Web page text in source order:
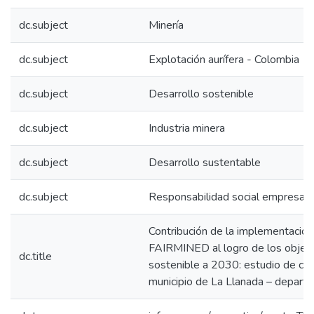
dc.subject Minería
dc.subject Explotación aurífera - Colombia
dc.subject Desarrollo sostenible
dc.subject Industria minera
dc.subject Desarrollo sustentable
dc.subject Responsabilidad social
dc.title
Contribución de la
FAIRMINED al logro de los
sostenible a 2030: estudio de
municipio de La Llanada –